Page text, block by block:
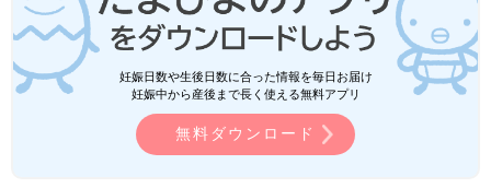
コアラ ウルトラメッシュ［ネイビー］
すべての動作が体の前側でできるので、装着が簡単。肩や腰をラ
妊娠日数や生後日数に合った情報を毎日お届け
妊娠中から産後まで長く使える無料アプリ
無料ダウンロード